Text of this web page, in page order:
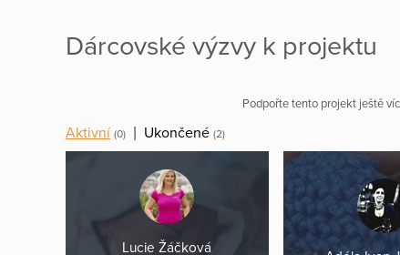
Dárcovské výzvy k projektu
Podpořte tento projekt ještě
Aktivní (0) Ukončené (2)
Lucie Žáčková